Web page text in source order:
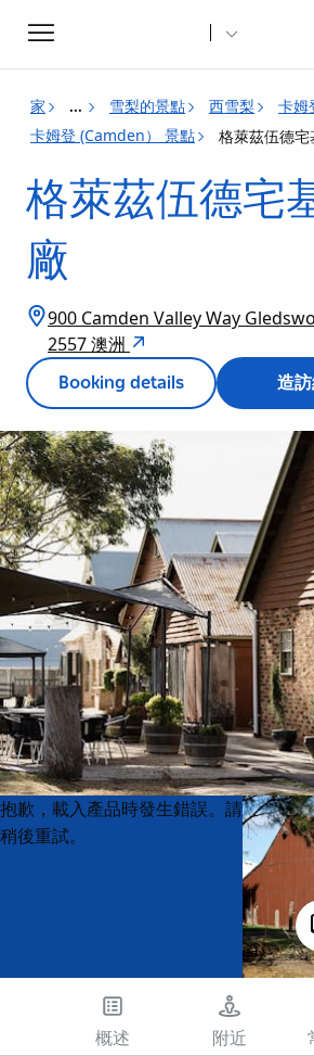
Toggle
navigation
家 ... 雪梨的景點 西雪梨
卡姆
卡姆登 (Camden） 景點
格萊茲伍德宅
格萊茲伍德宅
廠
900 Camden Valley Way
2557 澳洲
Booking details 造
Product
List
Product
List
抱歉，載入產品時發生錯誤。請
稍後重試。
概述 附近